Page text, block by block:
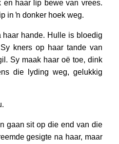
en haar lip bewe van vrees.
in ŉ donker hoek weg.
haar hande. Hulle is bloedig
kners op haar tande van
Sy maak haar oë toe, dink
die lyding weg, gelukkig
gaan sit op die end van die
gesigte na haar, maar